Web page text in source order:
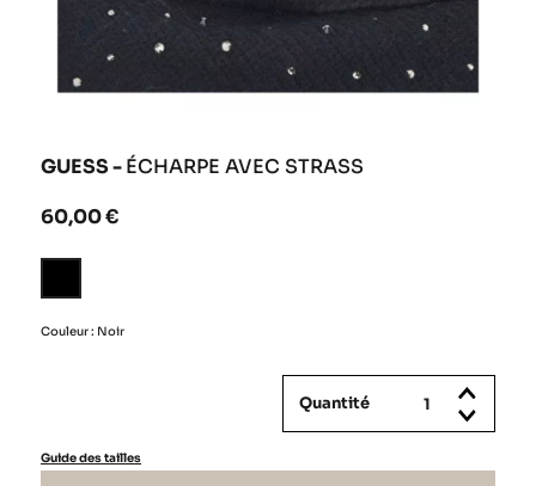
GUESS -ÉCHARPE AVEC STRASS
60,00 €
Couleur : Noir
Quantité
Guide des tailles